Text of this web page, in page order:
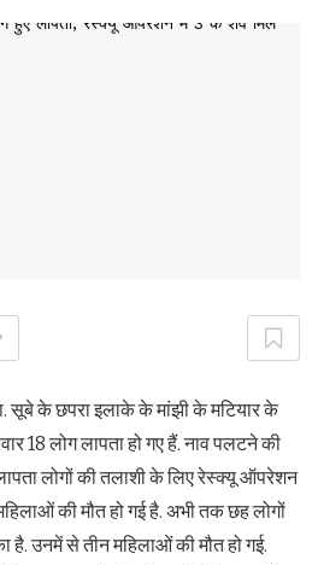
सूबे के छपरा इलाके के मांझी के मटियार के
18 लोग लापता हो गए हैं. नाव पलटने की
लोगों की तलाशी के लिए रेस्क्यू ऑपरेशन
की मौत हो गई है. अभी तक छह लोगों
है. उनमें से तीन महिलाओं की मौत हो गई.